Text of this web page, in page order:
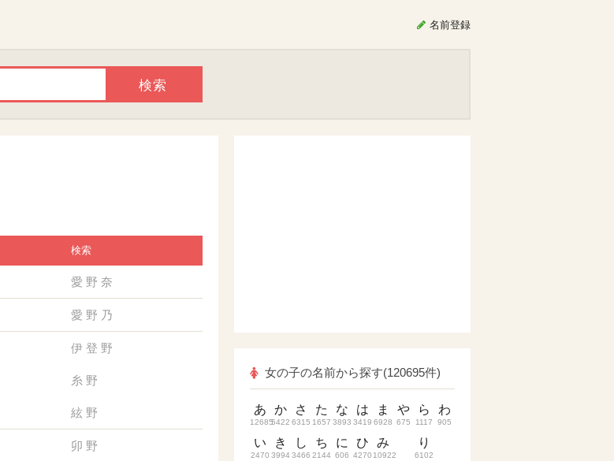
名前登録
検索
愛 野 奈
愛 野 乃
伊 登 野
糸 野
絃 野
卯 野
女の子の名前から探す(120695件)
あ
12685
い
2470
か
5422
き
3994
さ
6315
し
3466
た
1657
ち
2144
な
3893
に
606
は
3419
ひ
4270
ま
6928
み
10922
や
675
ら
1117
り
6102
わ
905